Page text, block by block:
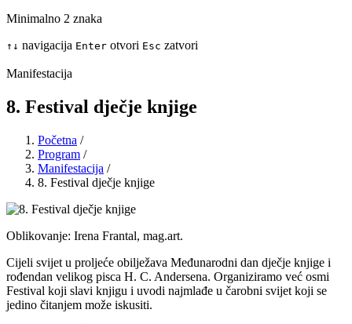
Minimalno 2 znaka
↑ ↓ navigacija Enter otvori Esc zatvori
Manifestacija
8. Festival dječje knjige
Početna /
Program /
Manifestacija /
8. Festival dječje knjige
Oblikovanje: Irena Frantal, mag.art.
Cijeli svijet u proljeće obilježava Međunarodni dan dječje knjige i
rođendan velikog pisca H. C. Andersena. Organiziramo već osmi
Festival koji slavi knjigu i uvodi najmlađe u čarobni svijet koji se
jedino čitanjem može iskusiti.